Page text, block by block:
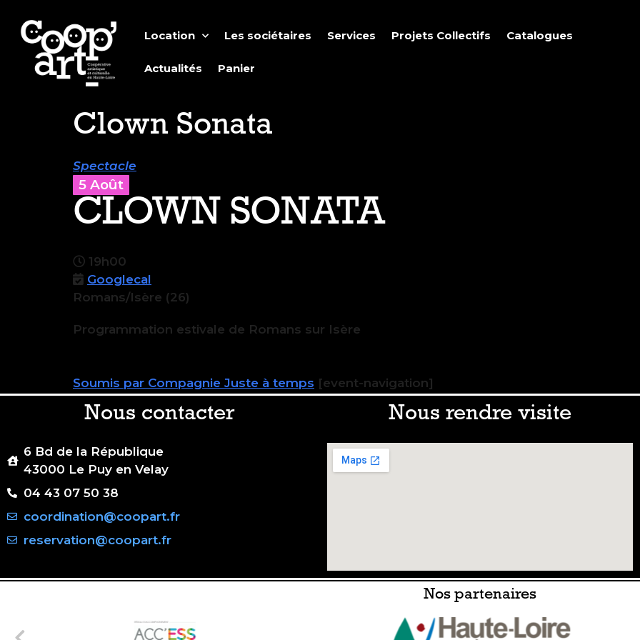
Location Les sociétaires Services Projets Collectifs Catalogues
Actualités Panier
Clown Sonata
Spectacle
5 Août
CLOWN SONATA
19h00
Googlecal
Romans/Isère (26)
Programmation estivale de Romans sur Isère
Soumis par Compagnie Juste à temps [event-navigation]
Nous contacter
6 Bd de la République
43000 Le Puy en Velay
04 43 07 50 38
coordination@coopart.fr
reservation@coopart.fr
Nous rendre visite
Nos partenaires